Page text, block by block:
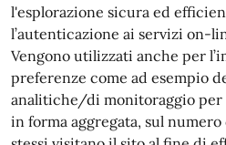
l'esplorazione sicura ed
l’autenticazione ai servizi on-
Vengono utilizzati anche per
preferenze come ad esempio
analitiche/di monitoraggio
in forma aggregata, sul